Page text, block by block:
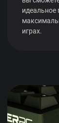
идеальное
играх.